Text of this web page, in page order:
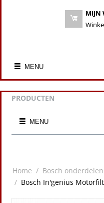
MIJN
MENU
PRODUCTEN
MENU
Home / Bosch onderdelen
/ Bosch In'genius